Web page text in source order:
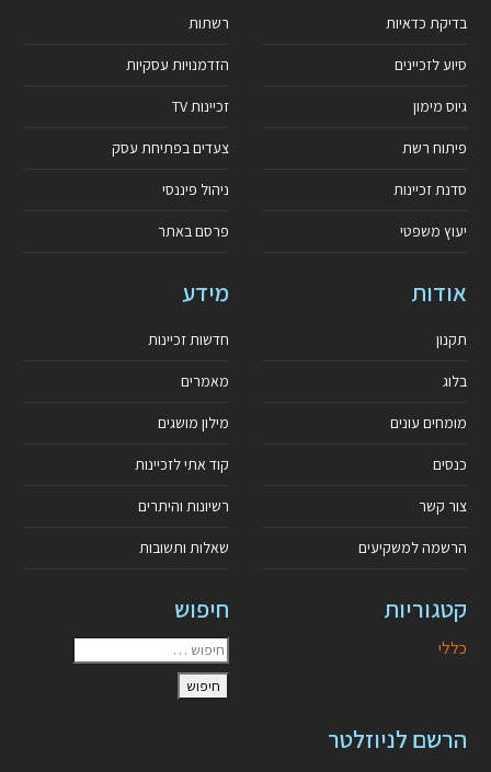
בדיקת כדאיות
סיוע לזכיינים
גיוס מימון
פיתוח רשת
סדנת זכיינות
יעוץ משפטי
רשתות
הזדמנויות עסקיות
זכיינות TV
צעדים בפתיחת עסק
ניהול פיננסי
פרסם באתר
אודות
תקנון
בלוג
מומחים עונים
כנסים
צור קשר
הרשמה למשקיעים
מידע
חדשות זכיינות
מאמרים
מילון מושגים
קוד אתי לזכיינות
רשיונות והיתרים
שאלות ותשובות
קטגוריות
כללי
חיפוש
הרשם לניוזלטר